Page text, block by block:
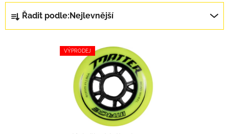
Řazení produktů
Řadit podle: Nejlevnější
Výpis produktů
VÝPRODEJ